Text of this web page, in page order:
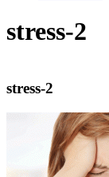
stress-2
stress-2